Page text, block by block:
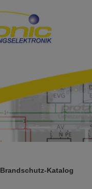
Brandschutz-Katalog